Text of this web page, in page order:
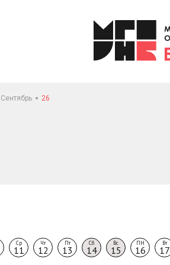
Сентябрь 26
Ср
11
Чт
12
Пт
13
Сб
14
Вс
15
ПН
16
Вт
17